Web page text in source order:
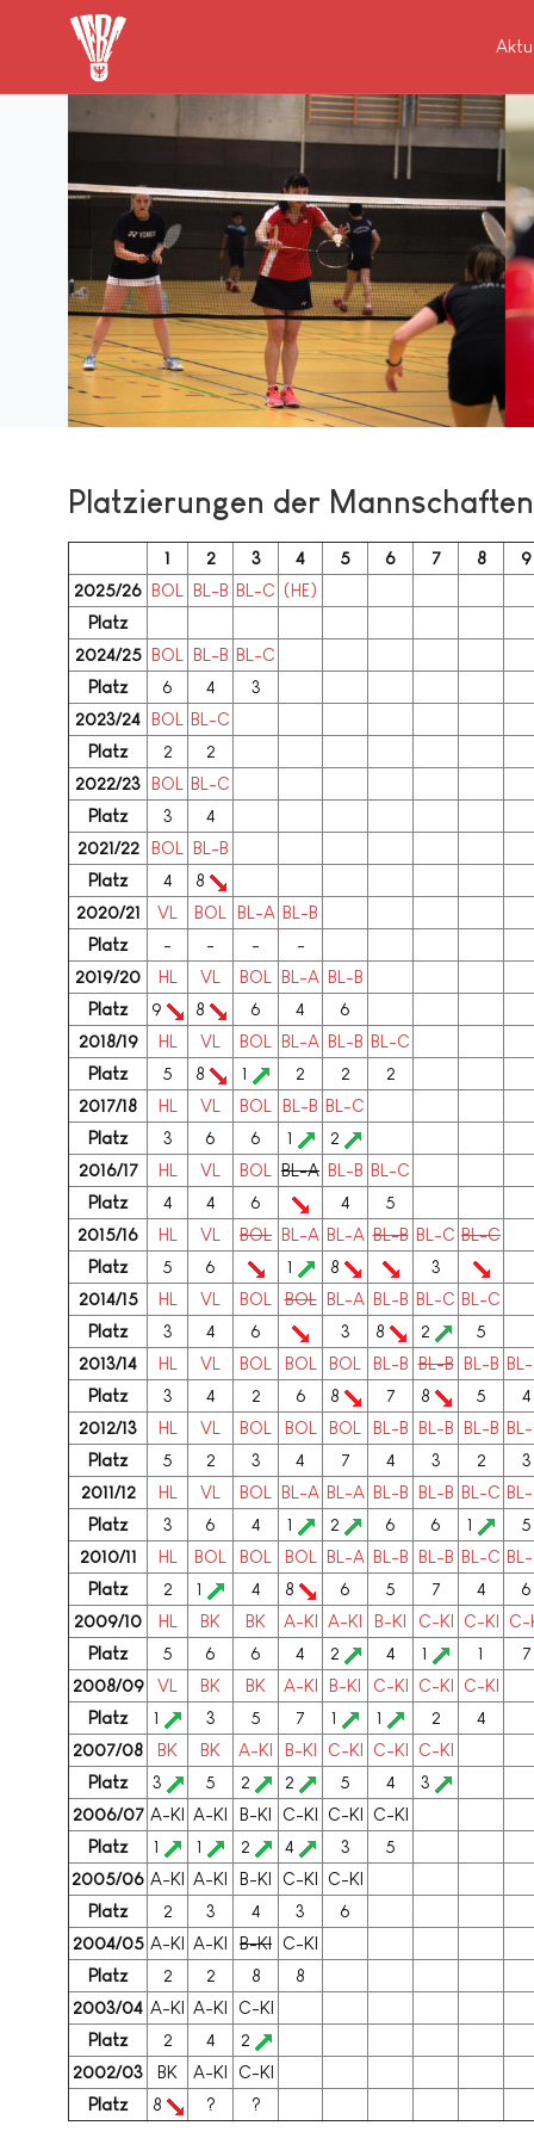
Platzierungen der Mannschaften
1 2 3 4 5 6 7 8
9
2025/26 BOL BL-B BL-C (HE)
Platz
2024/25 BOL BL-B BL-C
Platz
6 4
3
2023/24 BOL
BL-C
Platz
2
2
2022/23 BOL
BL-C
Platz
3
4
2021/22
BOL
BL-B
Platz
4
8
2020/21
VL BOL BL-A BL-B
Platz
- - -
-
2019/20
HL VL BOL BL-A BL-B
Platz
9 8 6 4
6
2018/19
HL VL BOL BL-A BL-B BL-C
Platz
5 8 1 2 2
2
2017/18
HL VL BOL BL-B BL-C
Platz
3 6 6 1
2
2016/17
HL VL BOL BL-A BL-B BL-C
Platz
4 4 6 4
5
2015/16
HL VL BOL BL-A BL-A BL-B BL-C BL-C
Platz
5 6 1 8
3
2014/15
HL VL BOL BOL BL-A BL-B BL-C BL-C
Platz
3 4 6 3 8 2
5
2013/14
HL VL BOL BOL BOL BL-B BL-B BL-B
Platz
3 4 2 6 8 7 8 5
4
2012/13
HL VL BOL BOL BOL BL-B BL-B BL-B
Platz
5 2 3 4 7 4 3 2
3
2011/12
HL VL BOL BL-A BL-A BL-B BL-B BL-C
Platz
3 6 4 1 2 6 6 1
5
2010/11
HL BOL BOL BOL BL-A BL-B BL-B BL-C
Platz
2 1 4 8 6 5 7 4
6
2009/10
HL BK BK A-Kl A-Kl B-Kl C-Kl C-Kl C-
Platz
5 6 6 4 2 4 1 1
7
2008/09
VL BK BK A-Kl B-Kl C-Kl C-Kl C-Kl
Platz
1 3 5 7 1 1 2
4
2007/08
BK BK A-Kl B-Kl C-Kl C-Kl C-Kl
Platz
3 5 2 2 5 4
3
2006/07 A-Kl A-Kl B-Kl C-Kl C-Kl C-Kl
Platz
1 1 2 4 3
5
2005/06 A-Kl A-Kl B-Kl C-Kl C-Kl
Platz
2 3 4 3
6
2004/05 A-Kl A-Kl B-Kl C-Kl
Platz
2 2 8
8
2003/04 A-Kl A-Kl
C-Kl
Platz
2 4
2
2002/03
BK A-Kl
C-Kl
Platz
8 ? ?